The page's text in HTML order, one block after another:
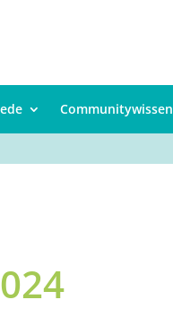
Communitywissen